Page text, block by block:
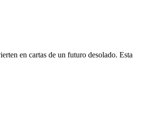
en cartas de un futuro desolado. Esta